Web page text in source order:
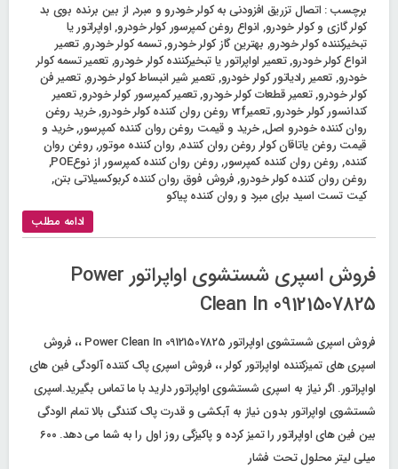
برچسب : اتصال تزریق افزودنی به کولر خودرو و مبرد, از بین برنده بوی بد
کولر گازی و کولر خودرو, انواع روغن کمپرسور کولر خودرو,اواپراتور یا
تبخیرکننده کولر خودرو, بهترین گاز کولر خودرو,تسمه کولر خودرو,تعمیر
انواع کولر خودرو,تعمیر اواپراتور یا تبخیرکننده کولر خودرو,تعمیر تسمه کولر
خودرو,تعمیر رادیاتور کولر خودرو,تعمیر شیر انبساط کولر خودرو,تعمیر فن
کولر خودرو,تعمیر قطعات کولر خودرو,تعمیر کمپرسور کولر خودرو,تعمیر
کندانسور کولر خودرو,تعمیرvrf روغن روان کننده کولر خودرو ,خرید روغن
روان کننده خودرو اصل,خرید و قیمت روغن روان کننده کمپرسور,خرید و
قیمت روغن یاتاقان کولر روغن روان کننده, روان کننده موتور,روغن روان
کننده, روغن روان کننده کمپرسور,روغن روان کننده کمپرسور از نوعPOE
,
روغن روان کننده کولر خودرو,فروش فوق روان کننده کربوکسیلاتی بتن,
کیت تست اسید برای مبرد و روان کننده پیاکو
ادامه مطلب
فروش اسپری شستشوی اواپراتور Power
Clean In 09121507825
فروش اسپری شستشوی اواپراتور Power Clean In 09121507825 ،، فروش
اسپری های تمیزکننده اواپراتور کولر ،، فروش اسپری پاک کننده آلودگی فین های
اواپراتور. اگر نیاز به اسپری شستشوی اواپراتور دارید با ما تماس بگیرید.اسپری
شستشوی اواپراتور بدون نیاز به آبکشی و قدرت پاک کنندگی بالا تمام الودگی
بین فین های اواپراتور را تمیز کرده و پاکیزگی روز اول را به شما می دهد. ۶۰۰
میلی لیتر محلول تحت فشار